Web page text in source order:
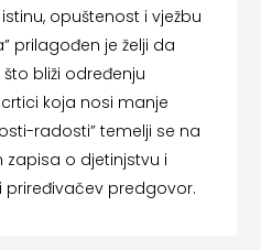
opuštenost i vježbu
prilagođen je želji da
bliži određenju
koja nosi manje
radosti” temelji se na
zapisa o djetinjstvu i
priređivačev predgovor.